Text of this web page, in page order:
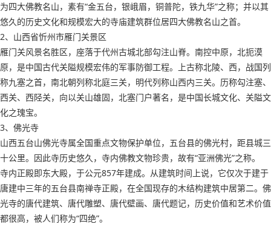
为四大佛教名山，素有“金五台，银峨眉，铜普陀，铁九华”之称；并以其
悠久的历史文化和规模宏大的寺庙建筑群位居四大佛教名山之首。
2、山西省忻州市雁门关景区
雁门关风景名胜区，座落于代州古城北部勾注山脊。南控中原，北扼漠
原，是中国古代关隘规模宏伟的军事防御工程。上古称北陵、西，战国列
称九塞之首，南北朝列称北庭三关，明代列称山西内三关。历称勾注塞、
西关、西陉关，向以关山雄固，北塞门户著名，是中国长城文化、关隘文
化之瑰宝。
3、佛光寺
山西五台山佛光寺属全国重点文物保护单位，五台县的佛光村，距县城三
十公里。因此寺历史悠久，寺内佛教文物珍贵，故有“亚洲佛光”之称。
寺内正殿即东大殿，于公元857年建成。从建筑时间上说，它仅次于建于
唐建中三年的五台县南禅寺正殿，在全国现存的木结构建筑中居第二。佛
光寺的唐代建筑、唐代雕塑、唐代壁画、唐代题记，历史价值和艺术价值
都很高，被人们称为“四绝”。